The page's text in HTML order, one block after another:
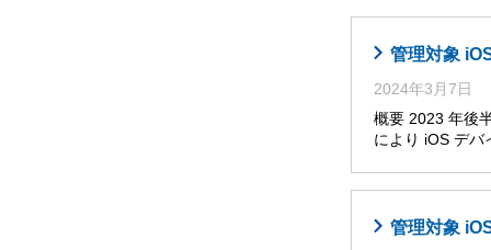
管理対象
2024年3月7日
概要 2023 年後
により iOS デ
管理対象